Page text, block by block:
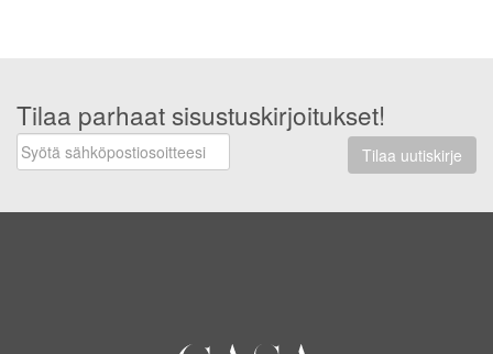
Tilaa parhaat sisustuskirjoitukset!
Tilaa uutiskirje